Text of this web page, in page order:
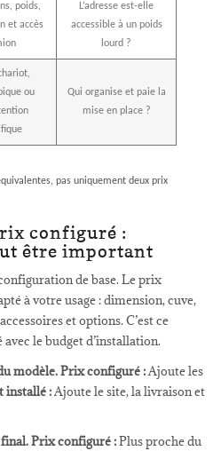
poids,
et accès
L’adresse est-elle
accessible à un poids
lourd ?
ou
Qui organise et paie la
mise en place ?
pas uniquement deux prix
configuré :
être important
de base. Le prix
à votre usage : dimension, cuve,
et options. C’est ce
le budget d’installation.
modèle.Prix configuré :Ajoute les
installé :Ajoute le site, la livraison et
Prix configuré :Plus proche du